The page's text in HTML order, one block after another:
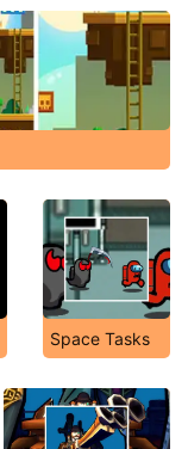
Space Tasks